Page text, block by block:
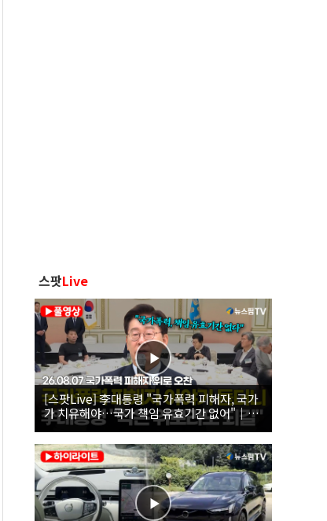
스팟Live
[스팟Live] 李대통령 "국가폭력 피해자, 국가
가 치유해야…국가 책임 유효기간 없어"｜
26.08.07 국가폭력 피해자 위로 오찬